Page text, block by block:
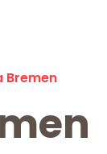
Bremen